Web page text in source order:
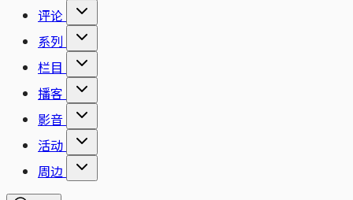
评论
系列
栏目
播客
影音
活动
周边